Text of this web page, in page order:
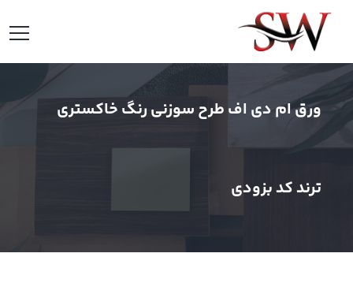
ورق ام دی اف طرح سوزنی رنگ خاکستری
ترند کد بزودی